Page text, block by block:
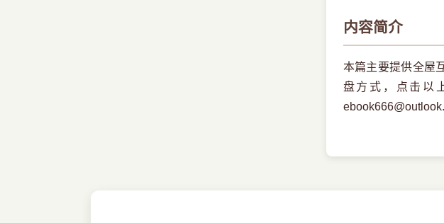
内容简介
本篇主要提供全屋
盘方式，点击以